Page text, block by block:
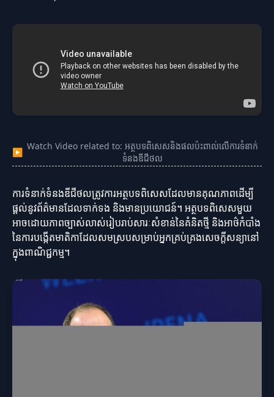
▶
Watch Video related to: អត្ថបទពិសេសនិងផលប៉ះពាល់លើការទំនាក់
ទំនងឌីជីថល
ការទំនាក់ទំនងឌីជីថលត្រូវការអត្ថបទពិសេសដែលមានគុណភាពដើម្បី
ផ្តល់នូវព័ត៌មានដែលទាក់ទង និងមានប្រយោជន៍។ អត្ថបទពិសេសមួយ
អាចដោយភាពច្បាស់លាស់រៀបរាប់សារៈសំខាន់នៃគំនិតថ្មី និងអាថ៌កំបាំង
នៃការបង្កើតមាតិកាដែលសមស្របសម្រាប់អ្នកគ្រប់គ្រងសេចក្តីសន្យានៅ
ក្នុងពាណិជ្ជកម្ម។